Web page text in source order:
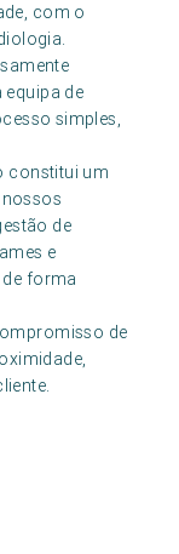
com o
de
simples,
constitui um
de
e
forma
de